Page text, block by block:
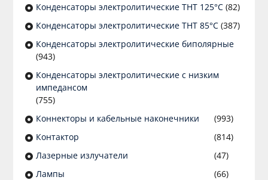
Конденсаторы электролитические THT 125°C(82)
Конденсаторы электролитические THT 85°C(387)
Конденсаторы электролитические биполярные
(943)
Конденсаторы электролитические с низким
импедансом
(755)
Коннекторы и кабельные наконечники
(993)
Контактор
(814)
Лазерные излучатели
(47)
Лампы
(66)